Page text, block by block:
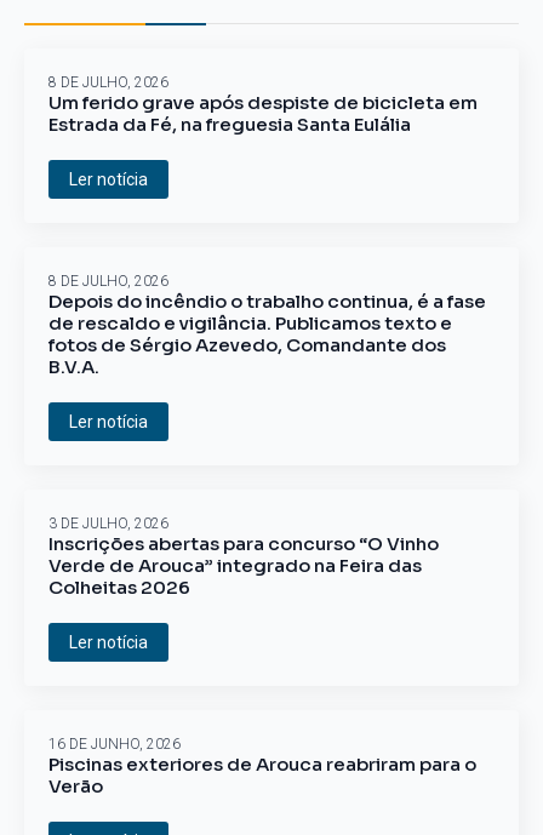
Um ferido grave após despiste de bicicleta em
Estrada da Fé, na freguesia Santa Eulália
8 DE JULHO, 2026
Ler notícia
Depois do incêndio o trabalho continua, é a fase
de rescaldo e vigilância. Publicamos texto e
fotos de Sérgio Azevedo, Comandante dos
B.V.A.
8 DE JULHO, 2026
Ler notícia
Inscrições abertas para concurso “O Vinho
Verde de Arouca” integrado na Feira das
Colheitas 2026
3 DE JULHO, 2026
Ler notícia
Piscinas exteriores de Arouca reabriram para o
Verão
16 DE JUNHO, 2026